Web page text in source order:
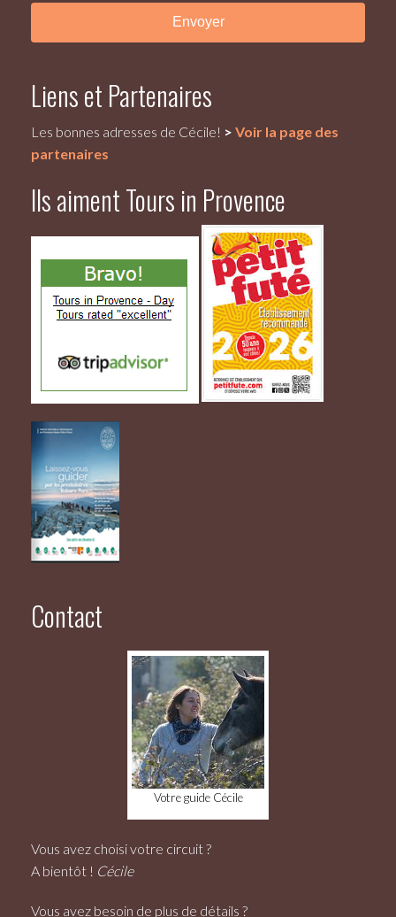
Liens et Partenaires
Les bonnes adresses de Cécile! > Voir la page des
partenaires
Ils aiment Tours in Provence
Contact
Votre guide Cécile
Vous avez choisi votre circuit ?
A bientôt ! Cécile
Vous avez besoin de plus de détails ?